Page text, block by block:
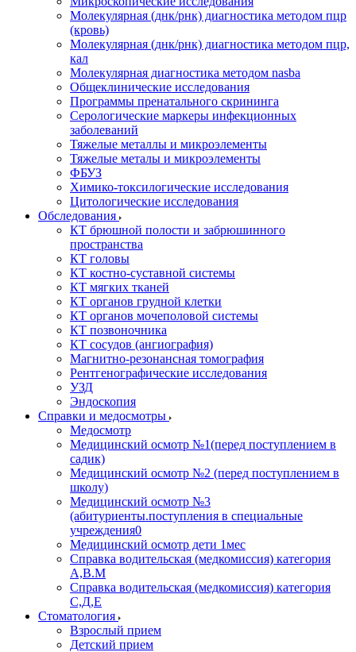
Молекулярная (днк/рнк) диагностика методом пцр
(кровь)
Молекулярная (днк/рнк) диагностика методом пцр,
кал
Молекулярная диагностика методом nasba
Общеклинические исследования
Программы пренатального скрининга
Серологические маркеры инфекционных
заболеваний
Тяжелые металлы и микроэлементы
Тяжелые металы и микроэлементы
ФБУЗ
Химико-токсилогические исследования
Цитологические исследования
Обследования
КТ брюшной полости и забрюшинного
пространства
КТ головы
КТ костно-суставной системы
КТ мягких тканей
КТ органов грудной клетки
КТ органов мочеполовой системы
КТ позвоночника
КТ сосудов (ангиография)
Магнитно-резонансная томография
Рентгенографические исследования
УЗД
Эндоскопия
Справки и медосмотры
Медосмотр
Медицинский осмотр №1(перед поступлением в
садик)
Медицинский осмотр №2 (перед поступлением в
школу)
Медицинский осмотр №3
(абитуриенты.поступления в специальные
учреждения0
Медицинский осмотр дети 1мес
Справка водительская (медкомиссия) категория
А,В.М
Справка водительская (медкомиссия) категория
С,Д,Е
Стоматология
Взрослый прием
Детский прием